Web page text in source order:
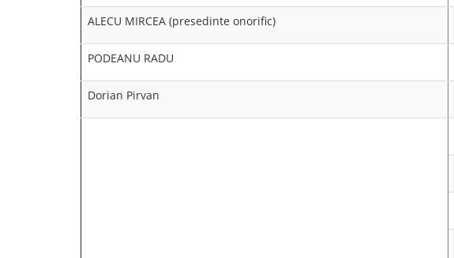
ALECU MIRCEA (presedinte onorific)
PODEANU RADU
Dorian Pirvan